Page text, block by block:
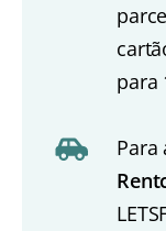
para
Para